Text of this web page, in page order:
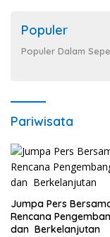
Populer
Populer Dalam
Pariwisata
Jumpa Pers
Rencana
dan Berkelanjutan